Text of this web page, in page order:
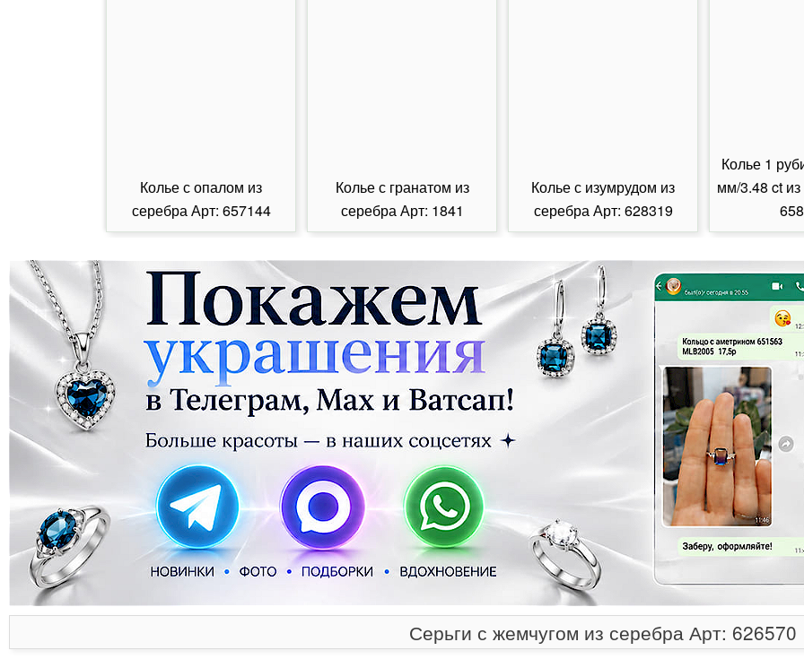
Колье с опалом из
серебра Арт: 657144
Колье с гранатом из
серебра Арт: 1841
Колье с изумрудом из
серебра Арт: 628319
Колье 1
мм/3.48 ct
Серьги с жемчугом из серебра Арт: 626570